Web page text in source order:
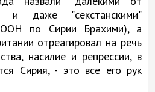
и даже "секстанскими"
ООН по Сирии Брахими), а
отреагировал на речь
насилие и репрессии, в
Сирия, - это все его рук